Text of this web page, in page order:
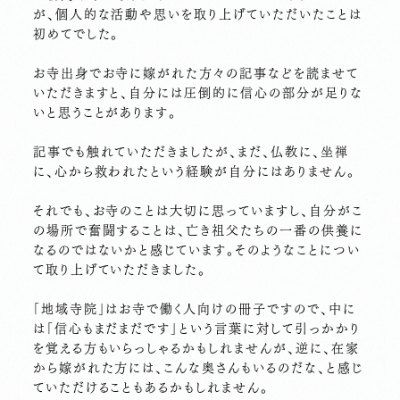
が、個人的な活動や思いを取り上げていただいたことは
初めてでした。
お寺出身でお寺に嫁がれた方々の記事などを読ませて
いただきますと、自分には圧倒的に信心の部分が足りな
いと思うことがあります。
記事でも触れていただきましたが、まだ、仏教に、坐禅
に、心から救われたという経験が自分にはありません。
それでも、お寺のことは大切に思っていますし、自分がこ
の場所で奮闘することは、亡き祖父たちの一番の供養に
なるのではないかと感じています。そのようなことについ
て取り上げていただきました。
「地域寺院」はお寺で働く人向けの冊子ですので、中に
は「信心もまだまだです」という言葉に対して引っかかり
を覚える方もいらっしゃるかもしれませんが、逆に、在家
から嫁がれた方には、こんな奥さんもいるのだな、と感じ
ていただけることもあるかもしれません。